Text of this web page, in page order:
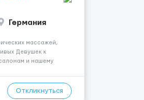
Германия
массажей,
Девушек к
и нашему
Наличие
Откликнуться